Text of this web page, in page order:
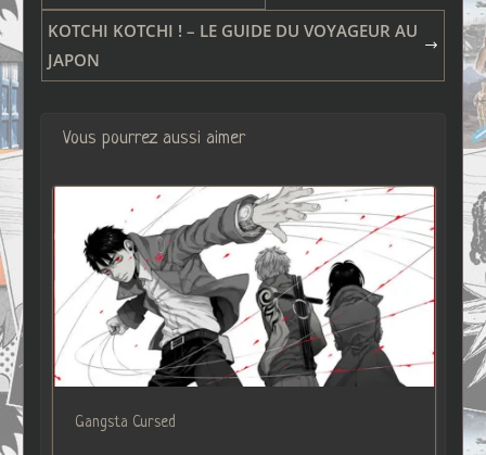
KOTCHI KOTCHI ! – LE GUIDE DU VOYAGEUR AU
JAPON
Vous pourrez aussi aimer
Gangsta Cursed